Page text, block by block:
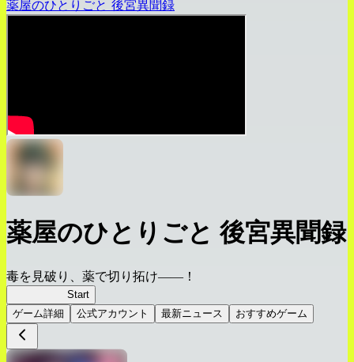
薬屋のひとりごと 後宮異聞録
薬屋のひとりごと 後宮異聞録
毒を見破り、薬で切り拓け――！
Start
ゲーム詳細
公式アカウント 最新ニュース おすすめゲーム